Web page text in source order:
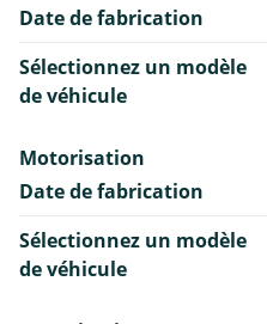
Date de fabrication
Sélectionnez un modèle
de véhicule
Motorisation
Date de fabrication
Sélectionnez un modèle
de véhicule